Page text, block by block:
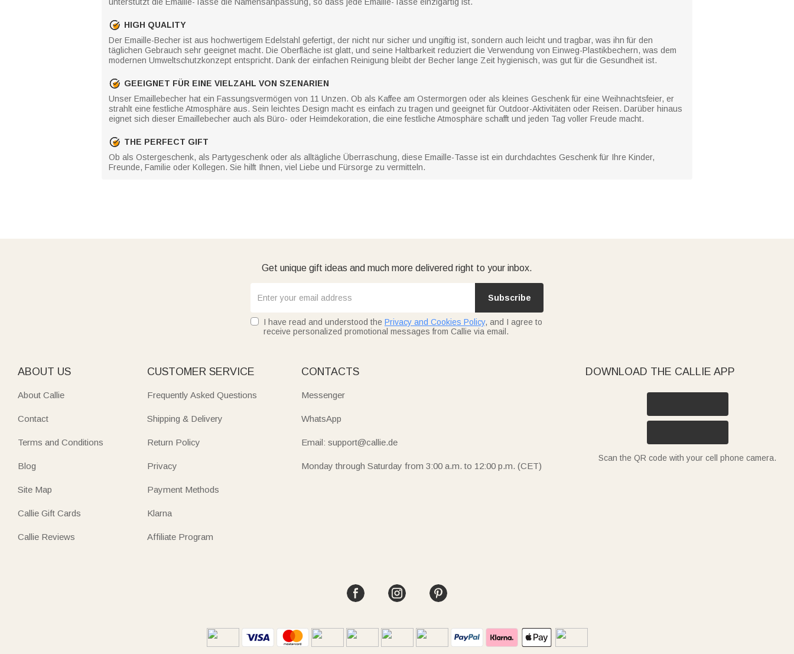
HIGH QUALITY
Der Emaille-Becher ist aus hochwertigem Edelstahl gefertigt, der nicht nur sicher und ungiftig ist, sondern auch leicht und tragbar, was ihn für den
täglichen Gebrauch sehr geeignet macht. Die Oberfläche ist glatt, und seine Haltbarkeit reduziert die Verwendung von Einweg-Plastikbechern, was dem
modernen Umweltschutzkonzept entspricht. Dank der einfachen Reinigung bleibt der Becher lange Zeit hygienisch, was gut für die Gesundheit ist.
GEEIGNET FÜR EINE VIELZAHL VON SZENARIEN
Unser Emaillebecher hat ein Fassungsvermögen von 11 Unzen. Ob als Kaffee am Ostermorgen oder als kleines Geschenk für eine Weihnachtsfeier, er
strahlt eine festliche Atmosphäre aus. Sein leichtes Design macht es einfach zu tragen und geeignet für Outdoor-Aktivitäten oder Reisen. Darüber hinaus
eignet sich dieser Emaillebecher auch als Büro- oder Heimdekoration, die eine festliche Atmosphäre schafft und jeden Tag voller Freude macht.
THE PERFECT GIFT
Ob als Ostergeschenk, als Partygeschenk oder als alltägliche Überraschung, diese Emaille-Tasse ist ein durchdachtes Geschenk für Ihre Kinder,
Freunde, Familie oder Kollegen. Sie hilft Ihnen, viel Liebe und Fürsorge zu vermitteln.
Get unique gift ideas and much more delivered right to your inbox.
Subscribe
I have read and understood the Privacy and Cookies Policy, and I agree to
receive personalized promotional messages from Callie via email.
ABOUT US
About Callie
Contact
Terms and Conditions
Blog
Site Map
Callie Gift Cards
Callie Reviews
CUSTOMER SERVICE
Frequently Asked Questions
Shipping & Delivery
Return Policy
Privacy
Payment Methods
Klarna
Affiliate Program
CONTACTS
Messenger
WhatsApp
Email: support@callie.de
Monday through Saturday from 3:00 a.m. to 12:00 p.m. (CET)
DOWNLOAD THE CALLIE APP
Scan the QR code with your cell phone camera.